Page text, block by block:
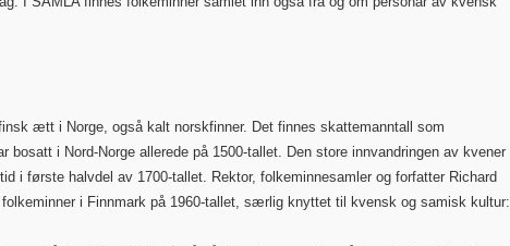
ætt i Norge, også kalt norskfinner. Det finnes skattemanntall som
bosatt i Nord-Norge allerede på 1500-tallet. Den store innvandringen av kvener
i første halvdel av 1700-tallet. Rektor, folkeminnesamler og forfatter Richard
folkeminner i Finnmark på 1960-tallet, særlig knyttet til kvensk og samisk kultur: